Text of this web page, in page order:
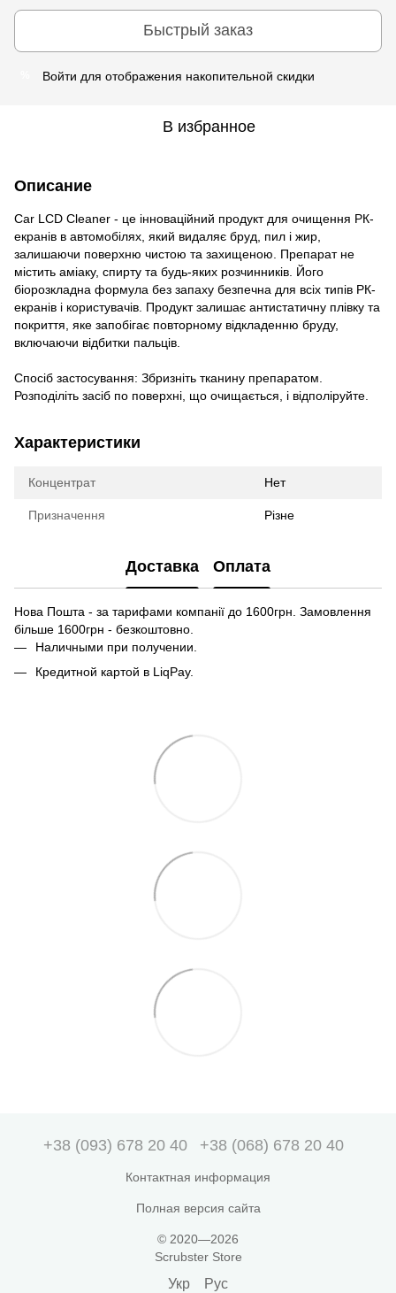
Быстрый заказ
Войти для отображения накопительной скидки
В избранное
Описание
Car LCD Cleaner - це інноваційний продукт для очищення РК-
екранів в автомобілях, який видаляє бруд, пил і жир,
залишаючи поверхню чистою та захищеною. Препарат не
містить аміаку, спирту та будь-яких розчинників. Його
біорозкладна формула без запаху безпечна для всіх типів РК-
екранів і користувачів. Продукт залишає антистатичну плівку та
покриття, яке запобігає повторному відкладенню бруду,
включаючи відбитки пальців.
Спосіб застосування: Збризніть тканину препаратом.
Розподіліть засіб по поверхні, що очищається, і відполіруйте.
Характеристики
Концентрат Нет
Призначення Різне
Доставка Оплата
Нова Пошта - за тарифами компанії до 1600грн. Замовлення
більше 1600грн - безкоштовно.
Наличными при получении.
Кредитной картой в LiqPay.
+38 (093) 678 20 40 +38 (068) 678 20 40
Контактная информация
Полная версия сайта
© 2020—2026
Scrubster Store
Укр Рус